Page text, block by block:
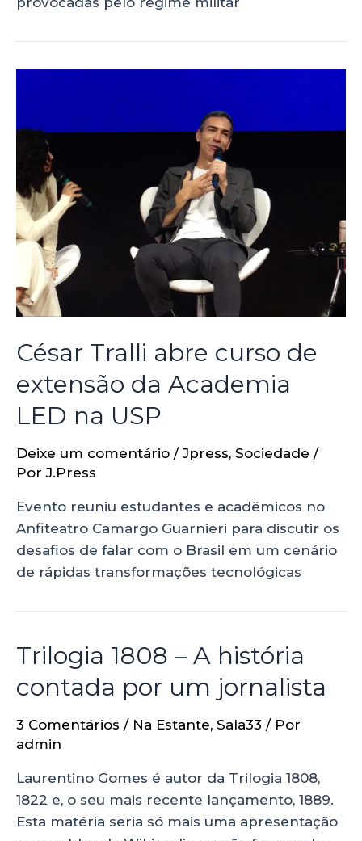
César Tralli abre curso de
extensão da Academia
LED na USP
Deixe um comentário /Jpress, Sociedade /
PorJ.Press
Evento reuniu estudantes e acadêmicos no
Anfiteatro Camargo Guarnieri para discutir os
desafios de falar com o Brasil em um cenário
de rápidas transformações tecnológicas
Trilogia 1808 – A história
contada por um jornalista
3 Comentários / Na Estante, Sala33 / Por
admin
Laurentino Gomes é autor da Trilogia 1808,
1822 e, o seu mais recente lançamento, 1889.
Esta matéria seria só mais uma apresentação